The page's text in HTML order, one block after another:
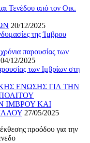
Τενέδου από τον Οικ.
20/12/2025
της Ίμβρου
παρουσίας των
04/12/2025
των Ιμβρίων στη
ΕΝΩΣΗΣ ΓΙΑ ΤΗΝ
ΙΜΒΡΟΥ ΚΑΙ
27/05/2025
προόδου για την